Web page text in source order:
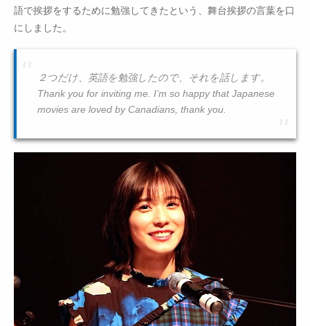
語で挨拶をするために勉強してきたという、舞台挨拶の言葉を口
にしました。
２つだけ、英語を勉強したので、それを話します。
Thank you for inviting me. I’m so happy that Japanese
movies are loved by Canadians, thank you.